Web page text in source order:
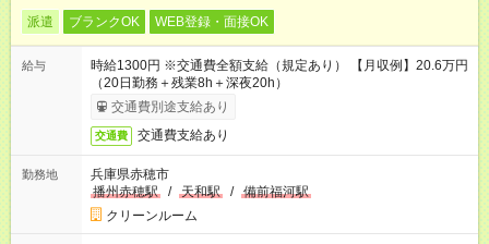
派遣 ブランクOK WEB登録・面接OK
給与
時給1300円 ※交通費全額支給（規定あり） 【月収例】20.6万円
（20日勤務＋残業8h＋深夜20h）
交通費別途支給あり
交通費 交通費支給あり
勤務地
兵庫県赤穂市
播州赤穂駅
/ 天和駅 / 備前福河駅
クリーンルーム